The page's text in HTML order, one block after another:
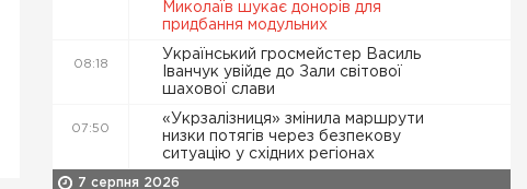
Миколаїв шукає донорів для
придбання модульних
08:18
Український гросмейстер Василь
Іванчук увійде до Зали світової
шахової слави
07:50
«Укрзалізниця» змінила маршрути
низки потягів через безпекову
ситуацію у східних регіонах
7 серпня 2026